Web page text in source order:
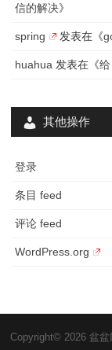
信的解决》
spring 发表在《
huahua 发表在《
其他操作
登录
条目 feed
评论 feed
WordPress.org
Copyright© 2026 盆盆